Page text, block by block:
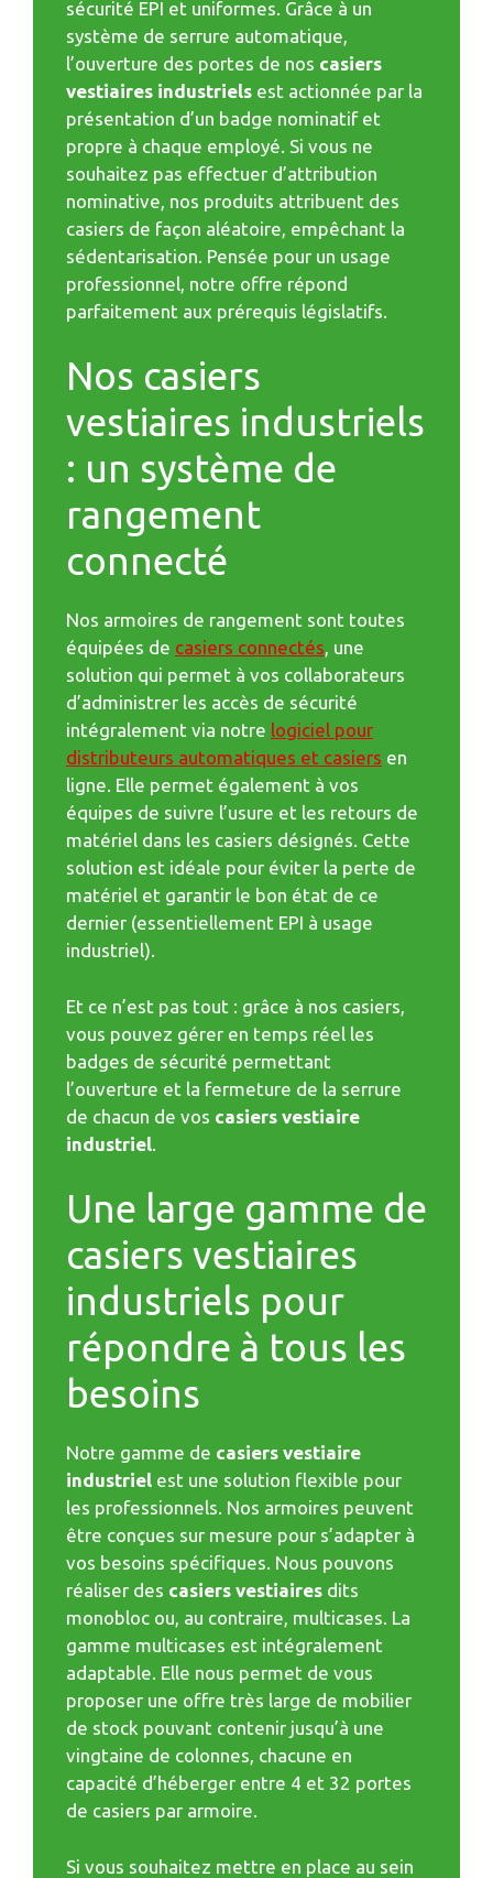
sécurité EPI et uniformes. Grâce à un
système de serrure automatique,
l’ouverture des portes de nos casiers
vestiaires industriels est actionnée par la
présentation d’un badge nominatif et
propre à chaque employé. Si vous ne
souhaitez pas effectuer d’attribution
nominative, nos produits attribuent des
casiers de façon aléatoire, empêchant la
sédentarisation. Pensée pour un usage
professionnel, notre offre répond
parfaitement aux prérequis législatifs.
Nos casiers
vestiaires industriels
: un système de
rangement
connecté
Nos armoires de rangement sont toutes
équipées de casiers connectés, une
solution qui permet à vos collaborateurs
d’administrer les accès de sécurité
intégralement via notre logiciel pour
distributeurs automatiques et casiers en
ligne. Elle permet également à vos
équipes de suivre l’usure et les retours de
matériel dans les casiers désignés. Cette
solution est idéale pour éviter la perte de
matériel et garantir le bon état de ce
dernier (essentiellement EPI à usage
industriel).
Et ce n’est pas tout : grâce à nos casiers,
vous pouvez gérer en temps réel les
badges de sécurité permettant
l’ouverture et la fermeture de la serrure
de chacun de vos casiers vestiaire
industriel
Une large gamme de
casiers vestiaires
industriels pour
répondre à tous les
besoins
Notre gamme de casiers vestiaire
industriel est une solution flexible pour
les professionnels. Nos armoires peuvent
être conçues sur mesure pour s’adapter à
vos besoins spécifiques. Nous pouvons
réaliser des casiers vestiaires dits
monobloc ou, au contraire, multicases. La
gamme multicases est intégralement
adaptable. Elle nous permet de vous
proposer une offre très large de mobilier
de stock pouvant contenir jusqu’à une
vingtaine de colonnes, chacune en
capacité d’héberger entre 4 et 32 portes
de casiers par armoire.
Si vous souhaitez mettre en place au sein